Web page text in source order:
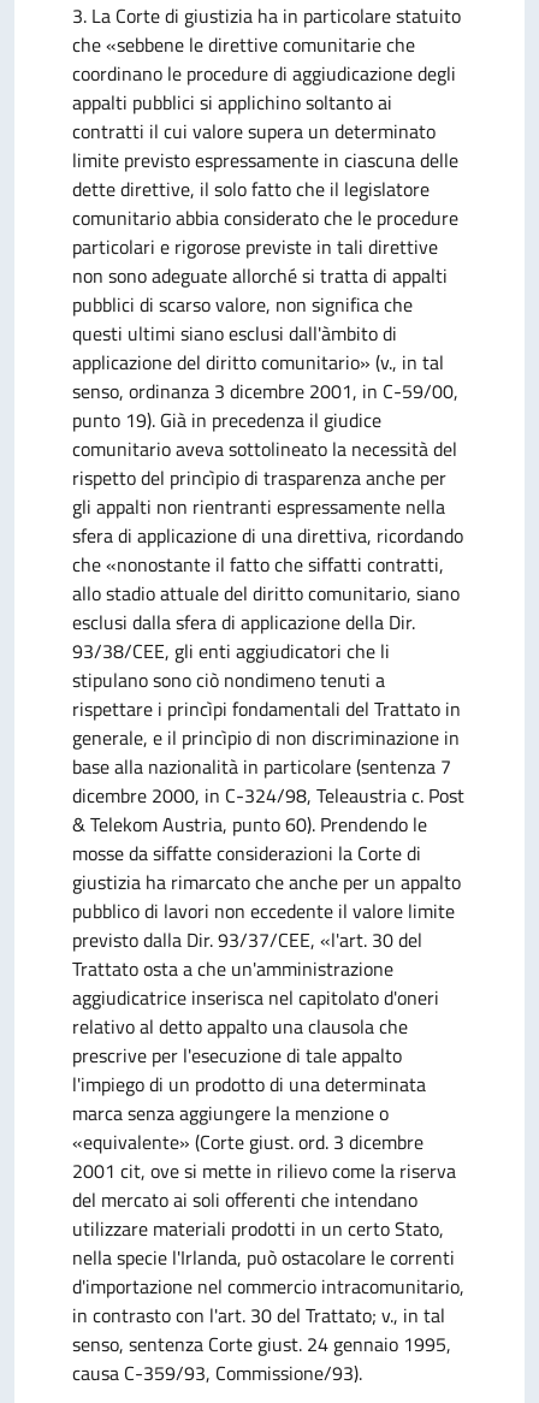
3. La Corte di giustizia ha in particolare statuito
che «sebbene le direttive comunitarie che
coordinano le procedure di aggiudicazione degli
appalti pubblici si applichino soltanto ai
contratti il cui valore supera un determinato
limite previsto espressamente in ciascuna delle
dette direttive, il solo fatto che il legislatore
comunitario abbia considerato che le procedure
particolari e rigorose previste in tali direttive
non sono adeguate allorché si tratta di appalti
pubblici di scarso valore, non significa che
questi ultimi siano esclusi dall'àmbito di
applicazione del diritto comunitario» (v., in tal
senso, ordinanza 3 dicembre 2001, in C-59/00,
punto 19). Già in precedenza il giudice
comunitario aveva sottolineato la necessità del
rispetto del princìpio di trasparenza anche per
gli appalti non rientranti espressamente nella
sfera di applicazione di una direttiva, ricordando
che «nonostante il fatto che siffatti contratti,
allo stadio attuale del diritto comunitario, siano
esclusi dalla sfera di applicazione della Dir.
93/38/CEE, gli enti aggiudicatori che li
stipulano sono ciò nondimeno tenuti a
rispettare i princìpi fondamentali del Trattato in
generale, e il princìpio di non discriminazione in
base alla nazionalità in particolare (sentenza 7
dicembre 2000, in C-324/98, Teleaustria c. Post
& Telekom Austria, punto 60). Prendendo le
mosse da siffatte considerazioni la Corte di
giustizia ha rimarcato che anche per un appalto
pubblico di lavori non eccedente il valore limite
previsto dalla Dir. 93/37/CEE, «l'art. 30 del
Trattato osta a che un'amministrazione
aggiudicatrice inserisca nel capitolato d'oneri
relativo al detto appalto una clausola che
prescrive per l'esecuzione di tale appalto
l'impiego di un prodotto di una determinata
marca senza aggiungere la menzione o
«equivalente» (Corte giust. ord. 3 dicembre
2001 cit, ove si mette in rilievo come la riserva
del mercato ai soli offerenti che intendano
utilizzare materiali prodotti in un certo Stato,
nella specie l'Irlanda, può ostacolare le correnti
d'importazione nel commercio intracomunitario,
in contrasto con l'art. 30 del Trattato; v., in tal
senso, sentenza Corte giust. 24 gennaio 1995,
causa C-359/93, Commissione/93).